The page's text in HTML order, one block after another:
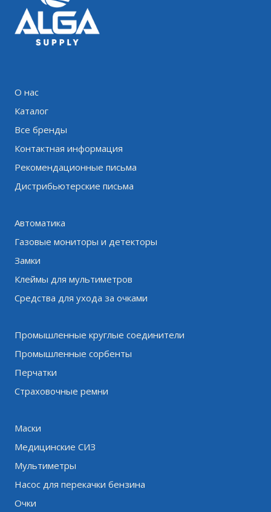
О нас
Каталог
Все бренды
Контактная информация
Рекомендационные письма
Дистрибьютерские письма
Автоматика
Газовые мониторы и детекторы
Замки
Клеймы для мультиметров
Средства для ухода за очками
Промышленные круглые соединители
Промышленные сорбенты
Перчатки
Страховочные ремни
Маски
Медицинские СИЗ
Мультиметры
Насос для перекачки бензина
Очки